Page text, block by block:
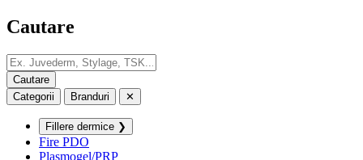
Cautare
Categorii Branduri ✕
Fillere dermice ❯
Fire PDO
Plasmogel/PRP